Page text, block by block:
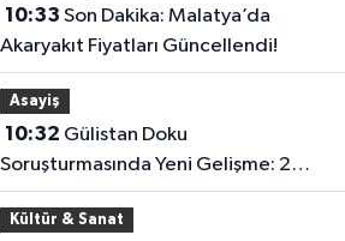
10:33
Akaryakıt Fiyatları Güncellendi!
Asayiş
10:32
Soruşturmasında Yeni Gelişme: 2
Dalgıç Tutuklandı..
Kültür & Sanat